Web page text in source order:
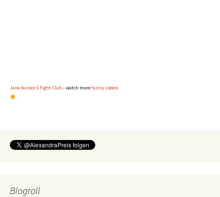
Jane Austen’s Fight Club– watch morefunny videos
Blogroll